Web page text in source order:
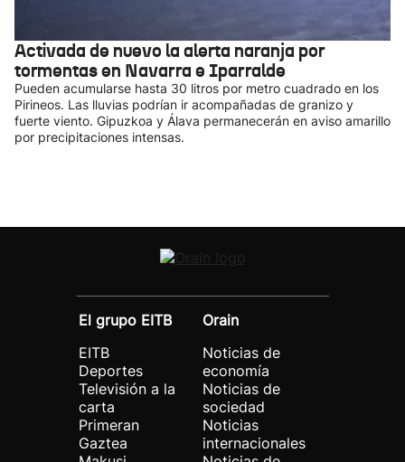
Activada de nuevo la alerta naranja por
tormentas en Navarra e Iparralde
Pueden acumularse hasta 30 litros por metro cuadrado en los
Pirineos. Las lluvias podrían ir acompañadas de granizo y
fuerte viento. Gipuzkoa y Álava permanecerán en aviso amarillo
por precipitaciones intensas.
El grupo EITB
EITB
Deportes
Televisión a la
carta
Primeran
Gaztea
Orain
Noticias de
economía
Noticias de
sociedad
Noticias
internacionales